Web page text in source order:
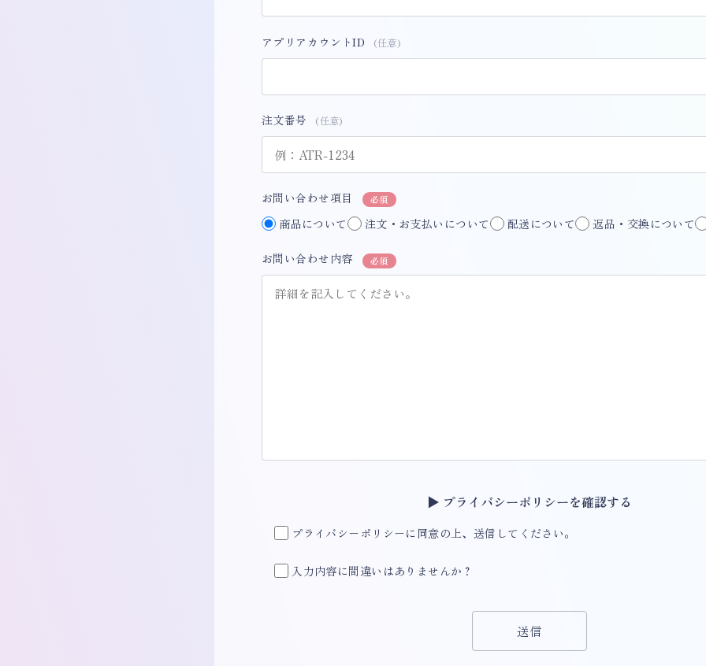
アプリアカウントID (任意)
注文番号 (任意)
お問い合わせ項目 必須
商品について 注文・お支払いについて 配送について 返品・交換について
お問い合わせ内容 必須
▶ プライバシーポリシーを確認する
プライバシーポリシー に同意の上、送信してください。
入力内容に間違いはありませんか？